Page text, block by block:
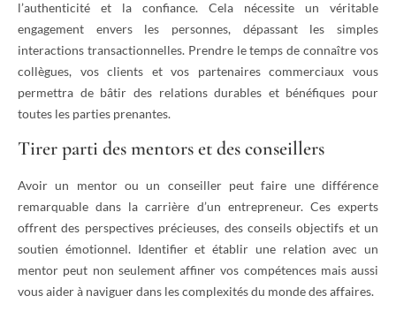
l’authenticité et la confiance. Cela nécessite un véritable
engagement envers les personnes, dépassant les simples
interactions transactionnelles. Prendre le temps de connaître vos
collègues, vos clients et vos partenaires commerciaux vous
permettra de bâtir des relations durables et bénéfiques pour
toutes les parties prenantes.
Tirer parti des mentors et des conseillers
Avoir un mentor ou un conseiller peut faire une différence
remarquable dans la carrière d’un entrepreneur. Ces experts
offrent des perspectives précieuses, des conseils objectifs et un
soutien émotionnel. Identifier et établir une relation avec un
mentor peut non seulement affiner vos compétences mais aussi
vous aider à naviguer dans les complexités du monde des affaires.